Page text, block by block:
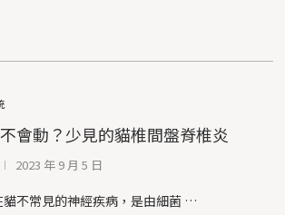
會動？少見的貓椎間盤脊椎炎
2023 年 9 月 5 日
不常見的神經疾病，是由細菌 …